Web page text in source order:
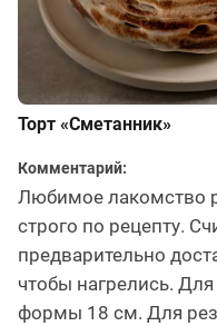
Торт «Сметанник»
Комментарий:
Любимое лакомство
строго по рецепту.
предварительно
чтобы нагрелись.
формы 18 см. Для